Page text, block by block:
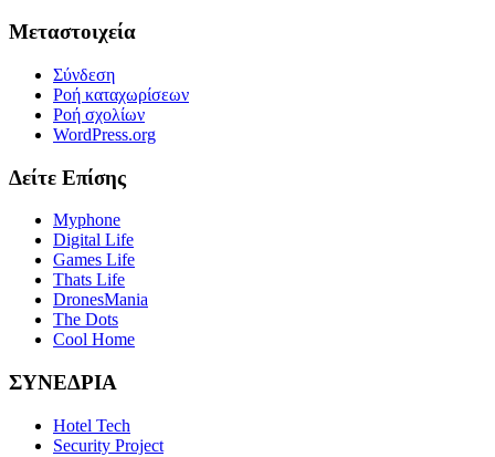
Μεταστοιχεία
Σύνδεση
Ροή καταχωρίσεων
Ροή σχολίων
WordPress.org
Δείτε Επίσης
Myphone
Digital Life
Games Life
Thats Life
DronesMania
The Dots
Cool Home
ΣΥΝΕΔΡΙΑ
Hotel Tech
Security Project